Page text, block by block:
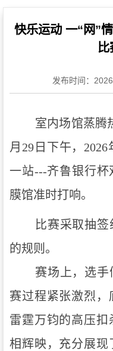
快乐运动 一“网”
比
发布时间：
室内场馆蒸腾
月29日下午，
一站---齐鲁银行
膜馆准时打响。
比赛采取抽
的规则。
赛场上，选手
赛过程紧张激烈，
雷霆万钧的高压
相辉映，充分展现